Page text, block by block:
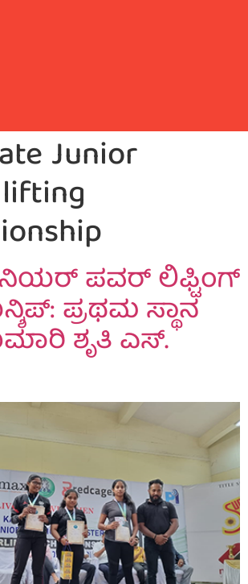
Junior
ಪವರ್ ಲಿಫ್ಟಿಂಗ್
ಪ್ರಥಮ ಸ್ಥಾನ
ಶೃತಿ ಎಸ್.